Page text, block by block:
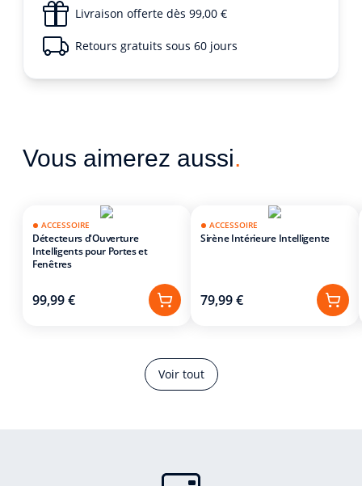
Livraison offerte dès 99,00 €
Retours gratuits sous 60 jours
Vous aimerez aussi.
Voir tout
ACCESSOIRE
Détecteurs d'Ouverture
Intelligents pour Portes et
Fenêtres
99,99 €
ACCESSOIRE
Sirène Intérieure Intelligente
79,99 €